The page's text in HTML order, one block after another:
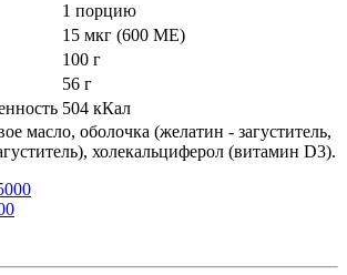
1 порцию
15 мкг (600 МЕ)
100 г
56 г
504 кКал
масло, оболочка (желатин - загуститель,
холекальциферол (витамин D3).